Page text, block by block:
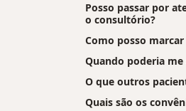
Posso passar por
o consultório?
Como posso
Quando poderia
O que outros
Quais são os